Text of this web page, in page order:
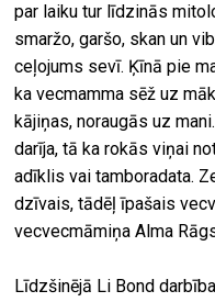
par laiku tur līdzinās
smaržo, garšo, skan un
ceļojums sevī. Ķīnā pie
ka vecmamma sēž uz
kājiņas, noraugās uz
darīja, tā ka rokās viņai
adīklis vai tamboradata.
dzīvais, tādēļ īpašais
vecvecmāmiņa Alma
Līdzšinējā Li Bond